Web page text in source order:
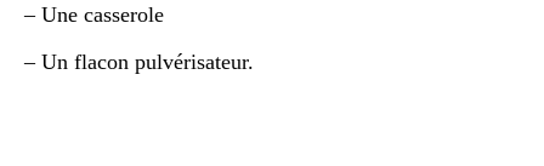
– Une casserole
– Un flacon pulvérisateur.